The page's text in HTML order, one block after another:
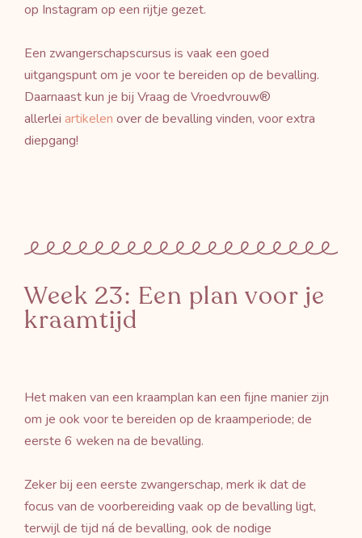
op Instagram op een rijtje gezet.
Een zwangerschapscursus is vaak een goed
uitgangspunt om je voor te bereiden op de bevalling.
Daarnaast kun je bij Vraag de Vroedvrouw®
allerlei artikelen over de bevalling vinden, voor extra
diepgang!
Week 23: Een plan voor je
kraamtijd
Het maken van een kraamplan kan een fijne manier zijn
om je ook voor te bereiden op de kraamperiode; de
eerste 6 weken na de bevalling.
Zeker bij een eerste zwangerschap, merk ik dat de
focus van de voorbereiding vaak op de bevalling ligt,
terwijl de tijd ná de bevalling, ook de nodige